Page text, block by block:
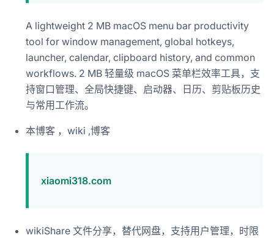
A lightweight 2 MB macOS menu bar productivity
tool for window management, global hotkeys,
launcher, calendar, clipboard history, and common
workflows. 2 MB 轻量级 macOS 菜单栏效率工具，支
持窗口管理、全局快捷键、启动器、日历、剪贴板历史
与常用工作流。
本博客 ，wiki ,博客
xiaomi318.com
wikiShare 文件分享，替代网盘，支持用户管理，时限